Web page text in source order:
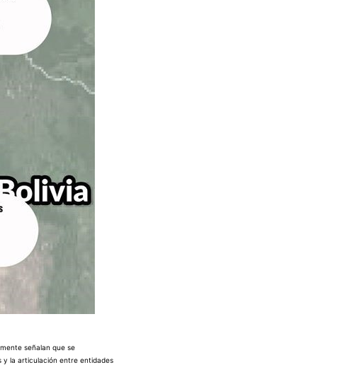
señalan que se
y la articulación entre entidades